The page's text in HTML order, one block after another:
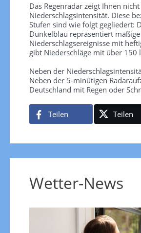
Das Regenradar zeigt Ihnen
Niederschlagsintensität. Diese
Stufen sind wie folgt gegliedert:
Dunkelblau repräsentiert
Niederschlagsereignisse mit
gibt Niederschläge mit über 150
Neben der
Neben der 5-minütigen
Deutschland mit Regen oder
Teilen Teilen
Wetter-News